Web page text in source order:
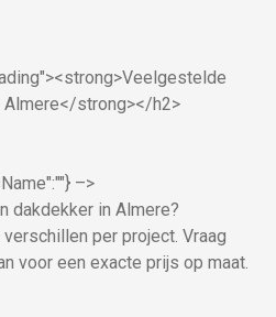
strong></h2>
–>
dakdekker in Almere?
per project. Vraag
voor een exacte prijs op maat.